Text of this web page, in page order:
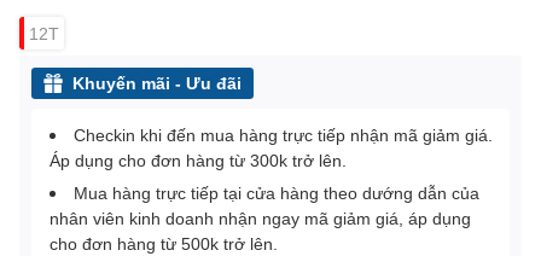
12T
Khuyến mãi - Ưu đãi
Checkin khi đến mua hàng trực tiếp nhận mã giảm giá.
Áp dụng cho đơn hàng từ 300k trở lên.
Mua hàng trực tiếp tại cửa hàng theo dướng dẫn của
nhân viên kinh doanh nhận ngay mã giảm giá, áp dụng
cho đơn hàng từ 500k trở lên.